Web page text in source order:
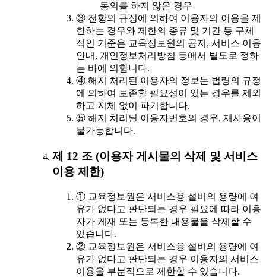
동의를 하지 않은 경우
③ 전항의 규정에 의하여 이용자의 이용을 제
한하는 경우와 제한의 종류 및 기간 등 구체
적인 기준은 교육정보원의 공지, 서비스 이용
안내, 개인정보처리방침 등에서 별도로 정하
는 바에 의합니다.
④ 해지 처리된 이용자의 정보는 법령의 규정
에 의하여 보존할 필요성이 있는 경우를 제외
하고 지체 없이 파기합니다.
⑤ 해지 처리된 이용자번호의 경우, 재사용이
불가능합니다.
제 12 조 (이용자 게시물의 삭제 및 서비스
이용 제한)
① 교육정보원은 서비스용 설비의 용량에 여
유가 없다고 판단되는 경우 필요에 따라 이용
자가 게재 또는 등록한 내용물을 삭제할 수
있습니다.
② 교육정보원은 서비스용 설비의 용량에 여
유가 없다고 판단되는 경우 이용자의 서비스
이용을 부분적으로 제한할 수 있습니다.